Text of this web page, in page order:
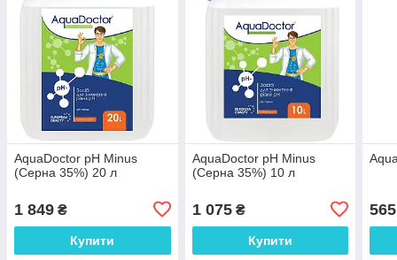
AquaDoctor pH Minus
(Серна 35%) 20 л
1 849 ₴
Купити
AquaDoctor pH Minus
(Серна 35%) 10 л
1 075₴
Купити
565